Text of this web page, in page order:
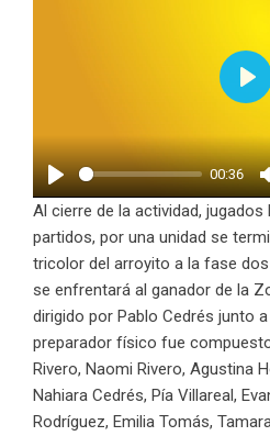
Play
00:36
Play
Al cierre de la actividad,
partidos, por una unidad se
tricolor del arroyito a la fase
se enfrentará al ganador de la
dirigido por Pablo Cedrés junto
preparador físico fue
Rivero, Naomi Rivero, Agustina
Nahiara Cedrés, Pía Villareal,
Rodríguez, Emilia Tomás,